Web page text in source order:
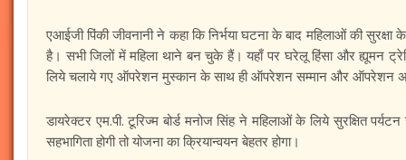
एआईजी पिंकी जीवनानी ने कहा कि निर्भया घटना के बाद महिलाओं की
है। सभी जिलों में महिला थाने बन चुके हैं। यहाँ पर घरेलू हिंसा और ह्यूमन
लिये चलाये गए ऑपरेशन मुस्कान के साथ ही ऑपरेशन सम्मान और ऑपरेशन
डायरेक्टर एम.पी. टूरिज्म बोर्ड मनोज सिंह ने महिलाओं के लिये सुरक्षित
सहभागिता होगी तो योजना का क्रियान्वयन बेहतर होगा।